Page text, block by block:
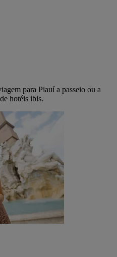
para Piauí a passeio ou a
hotéis ibis.